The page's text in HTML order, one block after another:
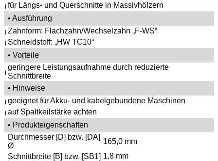
| für Längs- und Querschnitte in Massivhölzern
• Ausführung
| Zahnform: Flachzahn/Wechselzahn „F-WS“
| Schneidstoff: „HW TC10“
• Vorteile
|
geringere Leistungsaufnahme durch reduzierte
Schnittbreite
• Hinweise
| geeignet für Akku- und kabelgebundene Maschinen
| auf Spaltkeilstärke achten
• Produkteigenschaften
Durchmesser [D] bzw. [DA]
Ø
165,0 mm
Schnittbreite [B] bzw. [SB1] 1,8 mm